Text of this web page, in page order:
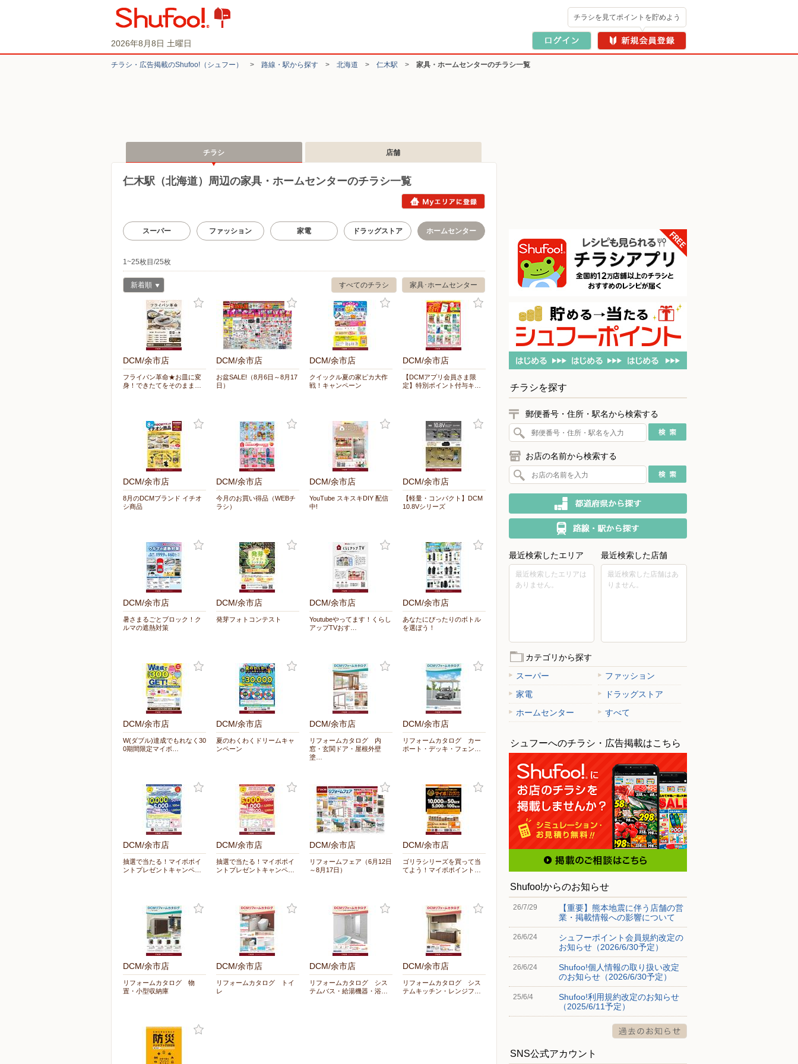
2026年8月8日 土曜日
チラシを見てポイントを貯めよう
チラシ・​広告掲載の​Shufoo!​（シュフー） > 路線・駅から探す > 北海道 > 仁木駅 > 家具・ホームセンターのチラシ一覧
チラシ 店舗
仁木駅（北海道）周辺の家具・ホームセンターのチラシ一覧
スーパー ファッション 家電 ドラッグストア ホームセンター
1~25枚目/25枚
家具･ホームセンター
すべてのチラシ
新着順
DCM/余市店
フライパン革命★お皿に変
身！できたてをそのまま…
DCM/余市店
お盆SALE!（8月6日～8月17
日）
DCM/余市店
クイックル夏の家ピカ大作
戦！キャンペーン
DCM/余市店
【DCMアプリ会員さま限
定】特別ポイント付与キ…
DCM/余市店
8月のDCMブランド イチオ
シ商品
DCM/余市店
今月のお買い得品（WEBチ
ラシ）
DCM/余市店
YouTube スキスキDIY 配信
中!
DCM/余市店
【軽量・コンパクト】DCM
10.8Vシリーズ
DCM/余市店
暑さまるごとブロック！ク
ルマの遮熱対策
DCM/余市店
発芽フォトコンテスト
DCM/余市店
Youtubeやってます！くらし
アップTVおす…
DCM/余市店
あなたにぴったりのボトル
を選ぼう！
DCM/余市店
W(ダブル)達成でもれなく30
0期間限定マイボ…
DCM/余市店
夏のわくわくドリームキャ
ンペーン
DCM/余市店
リフォームカタログ 内
窓・玄関ドア・屋根外壁
塗…
DCM/余市店
リフォームカタログ カー
ポート・デッキ・フェン…
DCM/余市店
抽選で当たる！マイボポイ
ントプレゼントキャンペ…
DCM/余市店
抽選で当たる！マイボポイ
ントプレゼントキャンペ…
DCM/余市店
リフォームフェア（6月12日
～8月17日）
DCM/余市店
ゴリラシリーズを買って当
てよう！マイボポイント…
DCM/余市店
リフォームカタログ 物
置・小型収納庫
DCM/余市店
リフォームカタログ トイ
レ
DCM/余市店
リフォームカタログ シス
テムバス・給湯機器・浴…
DCM/余市店
リフォームカタログ シス
テムキッチン・レンジフ…
チラシを探す
郵便番号・住所・駅名から検索する
お店の名前から検索する
最近検索したエリア
最近検索したエリアは
ありません。
最近検索した店舗
最近検索した店舗はあ
りません。
カテゴリから探す
スーパー
ファッション
家電
ドラッグストア
ホームセンター
すべて
シュフーへのチラシ・広告掲載はこちら
Shufoo!からのお知らせ
26/7/29
【重要】熊本地震に伴う店舗の営
業・掲載情報への影響について
26/6/24
シュフーポイント会員規約改定の
お知らせ（2026/6/30予定）
26/6/24
Shufoo!個人情報の取り扱い改定
のお知らせ（2026/6/30予定）
25/6/4
Shufoo!利用規約改定のお知らせ
（2025/6/11予定）
SNS公式アカウント